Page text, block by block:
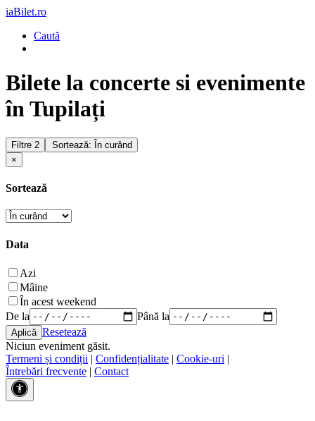
iaBilet.ro
Caută
Bilete la concerte si evenimente
în Tupilați
Filtre 2
Sortează: În curând
×
Sortează
Data
Azi
Mâine
În acest weekend
De la
Până la
Resetează
Niciun eveniment găsit.
Termeni și condiții | Confidențialitate | Cookie-uri |
Întrebări frecvente | Contact